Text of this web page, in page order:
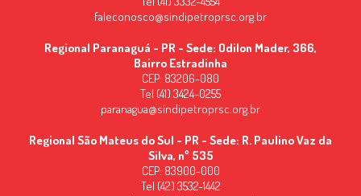
faleconosco@sindipetroprsc.org.br
Regional Paranaguá - PR - Sede: Odilon Mader, 366,
Bairro Estradinha
CEP: 83206-080
Tel (41) 3424-0255
paranagua@sindipetroprsc.org.br
Regional São Mateus do Sul - PR - Sede: R. Paulino Vaz da
Silva, nº 535
CEP: 83900-000
Tel (42) 3532-1442